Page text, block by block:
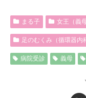
まる子 女王（義母
足のむくみ（循環器内
病院受診 義母